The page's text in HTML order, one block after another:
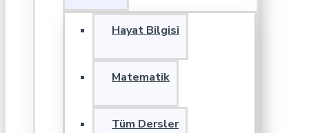
Hayat Bilgisi
Matematik
Tüm Dersler